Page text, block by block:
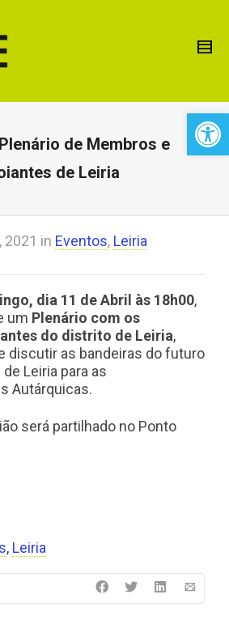
de Membros e
de Leiria
2021 in Eventos, Leiria
dia 11 de Abril às 18h00,
um Plenário com os
do distrito de Leiria,
discutir as bandeiras do futuro
Leiria para as
Autárquicas.
será partilhado no Ponto
, Leiria